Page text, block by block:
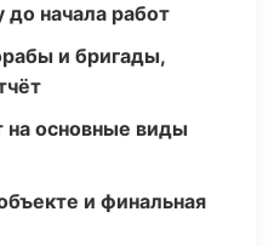
начала работ
и бригады,
на основные виды
и финальная